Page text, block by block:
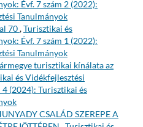
Évf. 7 szám 2 (2022):
Tanulmányok
70,Turisztikai és
Évf. 7 szám 1 (2022):
Tanulmányok
turisztikai kínálata az
és Vidékfejlesztési
4 (2024): Turisztikai és
CSALÁD SZEREPE A